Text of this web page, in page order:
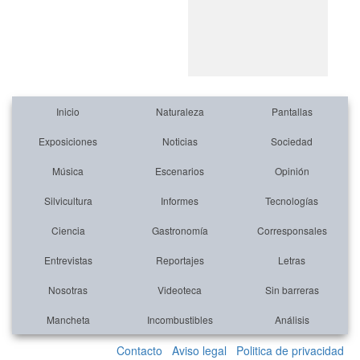
Inicio Naturaleza Pantallas
Exposiciones Noticias Sociedad
Música Escenarios Opinión
Silvicultura Informes Tecnologías
Ciencia Gastronomía Corresponsales
Entrevistas Reportajes Letras
Nosotras Videoteca Sin barreras
Mancheta Incombustibles Análisis
Contacto Aviso legal Politica de privacidad